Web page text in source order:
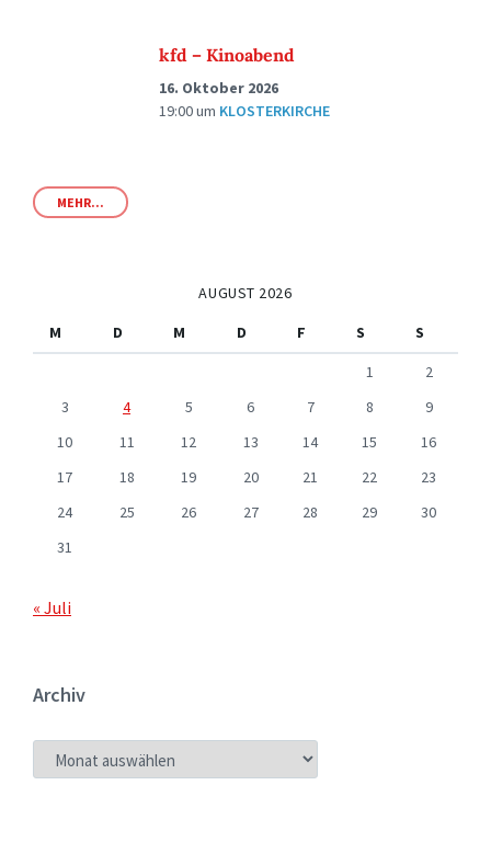
kfd – Kinoabend
16. Oktober 2026
19:00um KLOSTERKIRCHE
MEHR...
AUGUST 2026
M
D M D F S
S
1
2
3
4 5 6 7 8
9
10
11 12 13 14 15
16
17
18 19 20 21 22
23
24
25 26 27 28 29
30
31
« Juli
Archiv
ARCHIV